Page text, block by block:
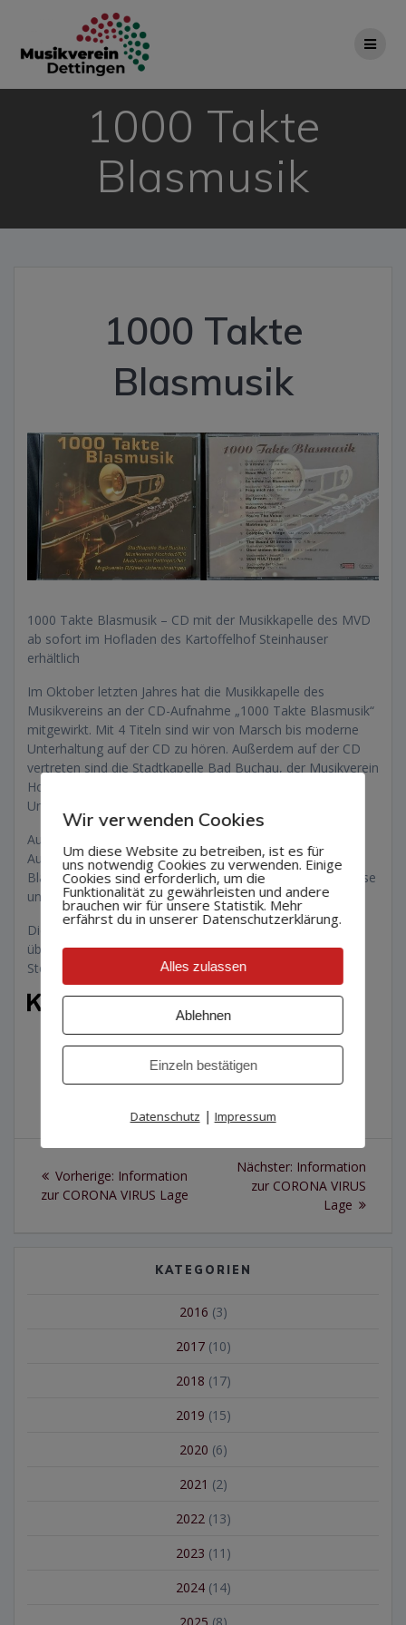
1000 Takte
Blasmusik
1000 Takte
Blasmusik
1000 Takte Blasmusik – CD mit der Musikkapelle des MVD
ab sofort im Hofladen des Kartoffelhof Steinhauser
erhältlich
Im Oktober letzten Jahres hat die Musikkapelle des
Musikvereins an der CD-Aufnahme „1000 Takte Blasmusik“
mitgewirkt. Mit 4 Titeln sind wir von Marsch bis moderne
Unterhaltung auf der CD zu hören. Außerdem auf der CD
vertreten sind die Stadtkapelle Bad Buchau, der Musikverein
Hochdorf/Riß und der Musikverein Rißtaler
Untersulmetingen.
Auf Grund der aktuellen Situation sind für uns leider keine
Auftritte möglich. Holen Sie sich daher einfach ein Stück
Blasmusik und ein Stück Musikverein Dettingen nach Hause
und unterstützen Sie damit auch den Musikverein.
Die CD „1000 Takte Blasmusik“ kann ab sofort zu den
üblichen Öffnungszeiten im Hofladen des Kartoffelhofs
Steinhauser zum Preis von 14 EUR erworben werden.
Beitragsnavigation
Vorherige: Vorheriger
Beitrag:
Information
zur CORONA VIRUS Lage
Nächster: Nächster
Beitrag:
Information
zur CORONA VIRUS
Lage
KATEGORIEN
2016 (3)
2017(10)
2018 (17)
2019 (15)
2020 (6)
2021 (2)
2022 (13)
2023 (11)
2024(14)
2025 (8)
Wir verwenden Cookies
Um diese Website zu betreiben, ist es für
uns notwendig Cookies zu verwenden. Einige
Cookies sind erforderlich, um die
Funktionalität zu gewährleisten und andere
brauchen wir für unsere Statistik. Mehr
erfährst du in unserer Datenschutzerklärung.
Alles zulassen
Ablehnen
Einzeln bestätigen
Datenschutz | Impressum